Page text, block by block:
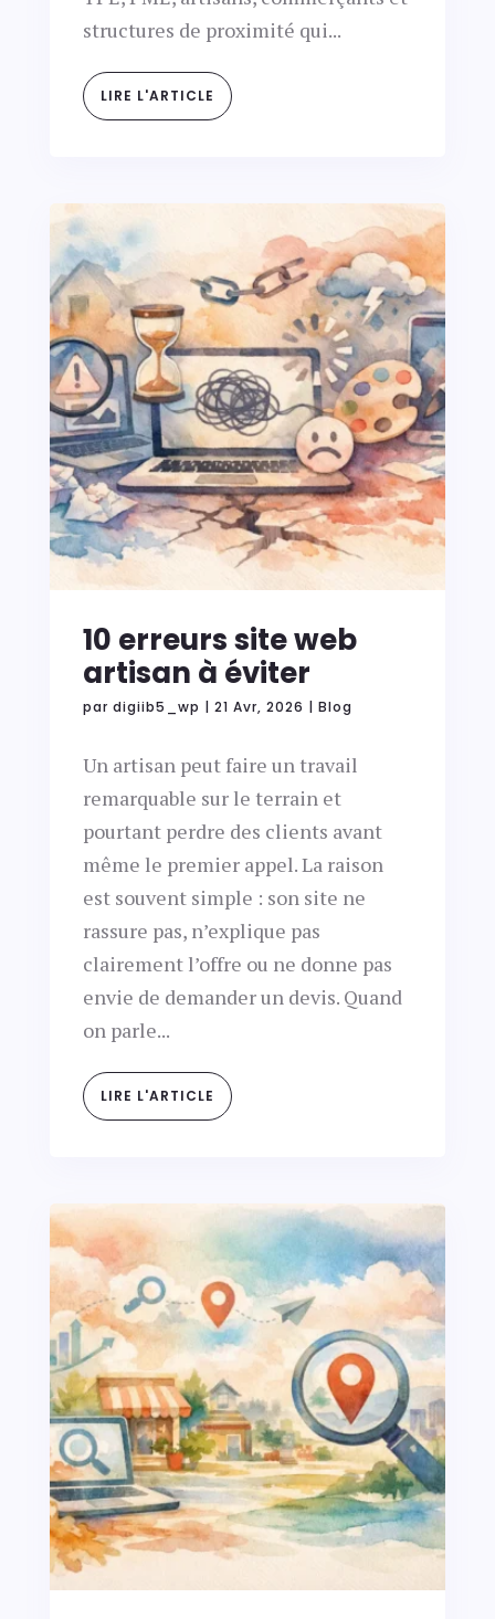
structures de proximité qui...
LIRE L'ARTICLE
10 erreurs site web
artisan à éviter
par digiib5_wp | 21 Avr, 2026 | Blog
Un artisan peut faire un travail
remarquable sur le terrain et
pourtant perdre des clients avant
même le premier appel. La raison
est souvent simple : son site ne
rassure pas, n’explique pas
clairement l’offre ou ne donne pas
envie de demander un devis. Quand
on parle...
LIRE L'ARTICLE